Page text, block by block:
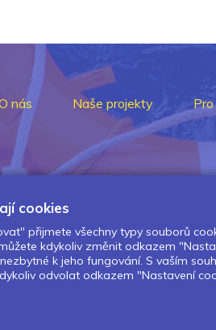
nás Naše projekty
cookies
přijmete všechny typy souborů
kdykoliv změnit odkazem
k jeho fungování. S vaším
odvolat odkazem "Nastavení